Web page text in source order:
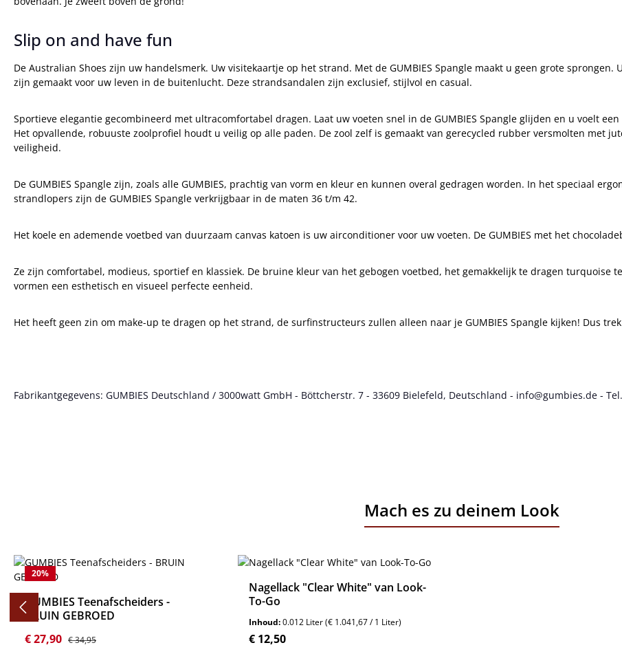
Slip on and have fun
De Australian Shoes zijn uw handelsmerk. Uw visitekaartje op het strand. Met de GUMBIES Spangle maakt u geen grote
zijn gemaakt voor uw leven in de buitenlucht. Deze strandsandalen zijn exclusief, stijlvol en casual.
Sportieve elegantie gecombineerd met ultracomfortabel dragen. Laat uw voeten snel in de GUMBIES Spangle glijden en u voelt
Het opvallende, robuuste zoolprofiel houdt u veilig op alle paden. De zool zelf is gemaakt van gerecycled rubber versmolten met
veiligheid.
De GUMBIES Spangle zijn, zoals alle GUMBIES, prachtig van vorm en kleur en kunnen overal gedragen worden. In het speciaal
strandlopers zijn de GUMBIES Spangle verkrijgbaar in de maten 36 t/m 42.
Het koele en ademende voetbed van duurzaam canvas katoen is uw airconditioner voor uw voeten. De GUMBIES met het
Ze zijn comfortabel, modieus, sportief en klassiek. De bruine kleur van het gebogen voetbed, het gemakkelijk te dragen turquoise
vormen een esthetisch en visueel perfecte eenheid.
Het heeft geen zin om make-up te dragen op het strand, de surfinstructeurs zullen alleen naar je GUMBIES Spangle kijken! Dus
Fabrikantgegevens: GUMBIES Deutschland / 3000watt GmbH - Böttcherstr. 7 - 33609 Bielefeld, Deutschland - info@gumbies.de -
Mach es zu deinem Look
Productgalerij overslaan
20%
GUMBIES Teenafscheiders -
BRUIN GEBROED
Verkoopprijs:
€ 27,90 Normale prijs:
€ 34,95
Nagellack "Clear White" van Look-
To-Go
Inhoud:0.012 Liter(€ 1.041,67 / 1 Liter)
Normale prijs:
€ 12,50